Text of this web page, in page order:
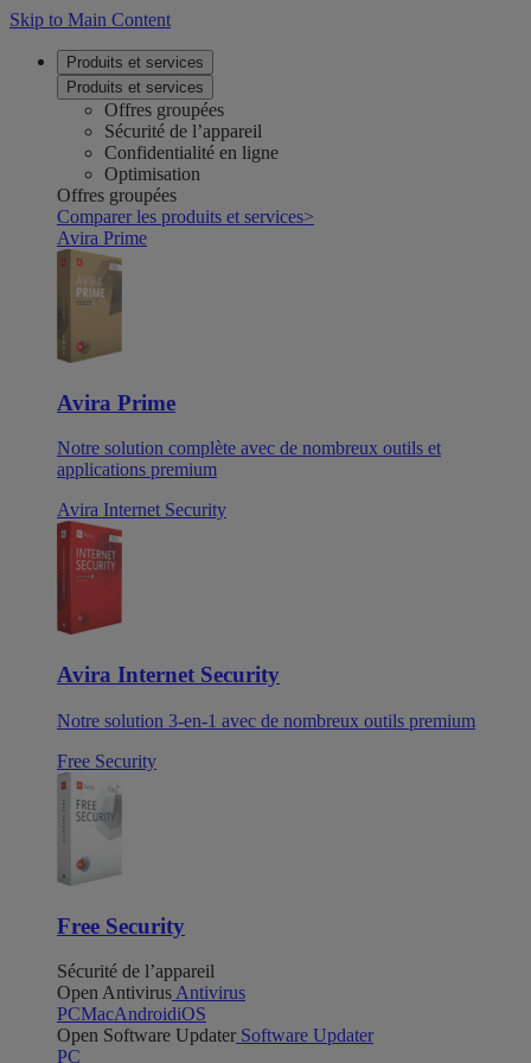
Skip to Main Content
Produits et services
Produits et services
Offres groupées
Sécurité de l’appareil
Confidentialité en ligne
Optimisation
Offres groupées
Comparer les produits et services>
Avira Prime
Avira Prime
Notre solution complète avec de nombreux outils et
applications premium
Avira Internet Security
Avira Internet Security
Notre solution 3-en-1 avec de nombreux outils premium
Free Security
Free Security
Sécurité de l’appareil
Open Antivirus Antivirus
PCMacAndroidiOS
Open Software Updater Software Updater
PC